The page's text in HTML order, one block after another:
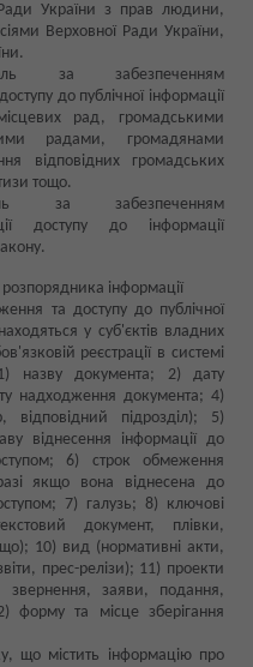
України з прав людини,
Верховної Ради України,
за забезпеченням
до публічної інформації
рад, громадськими
радами, громадянами
відповідних громадських
тощо.
за забезпеченням
доступу до інформації
розпорядника інформації
та доступу до публічної
у суб'єктів владних
реєстрації в системі
назву документа; 2) дату
надходження документа; 4)
відповідний підрозділ); 5)
віднесення інформації до
6) строк обмеження
якщо вона віднесена до
7) галузь; 8) ключові
документ, плівки,
10) вид (нормативні акти,
прес-релізи); 11) проекти
звернення, заяви, подання,
форму та місце зберігання
що містить інформацію про